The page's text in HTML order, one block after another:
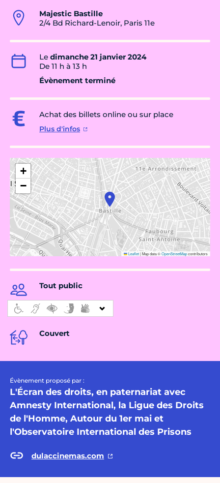
Majestic Bastille
2/4 Bd Richard-Lenoir, Paris 11e
Le dimanche 21 janvier 2024
De 11 h à 13 h
Évènement terminé
Achat des billets online ou sur place
Plus d'infos
+
−
Leaflet|Map data ©OpenStreetMapcontributors
Tout public
Couvert
Évènement proposé par :
L'Écran des droits, en paternariat avec
Amnesty International, la Ligue des Droits
de l'Homme, Autour du 1er mai et
l'Observatoire International des Prisons
dulaccinemas.com